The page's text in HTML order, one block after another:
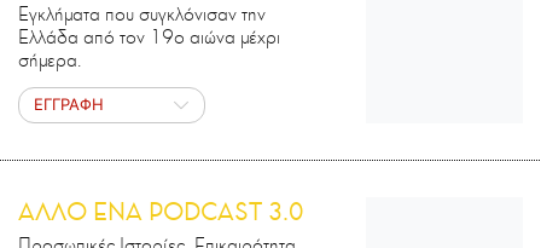
Εγκλήματα που συγκλόνισαν την
Ελλάδα από τον 19ο αιώνα μέχρι
σήμερα.
ΕΓΓΡΑΦΗ
ΑΛΛΟ ΕΝΑ PODCAST 3.0